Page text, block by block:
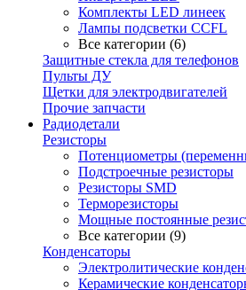
Комплекты LED линеек
Лампы подсветки CCFL
Все категории (6)
Защитные стекла для телефонов
Пульты ДУ
Щетки для электродвигателей
Прочие запчасти
Радиодетали
Резисторы
Потенциометры
Подстроечные резисторы
Резисторы SMD
Терморезисторы
Мощные постоянные
Все категории (9)
Конденсаторы
Электролитические
Керамические